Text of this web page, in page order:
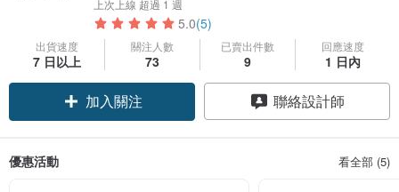
上次上線 超過 1 週
5.0(5)
出貨速度
7 日以上
關注人數
73
已賣出件數
9
回應速度
1 日內
加入關注 聯絡設計師
優惠活動 看全部 (5)